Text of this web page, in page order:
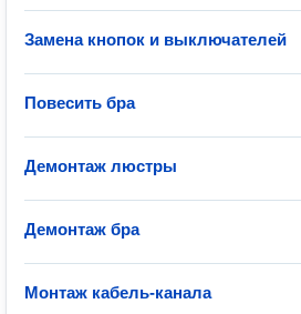
Замена кнопок и выключателей
Повесить бра
Демонтаж люстры
Демонтаж бра
Монтаж кабель-канала